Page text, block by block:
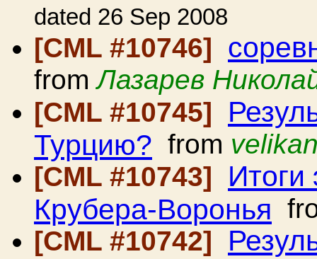
dated 26 Sep 2008
[CML #10746]
fromЛазарев
[CML #10745]
Турцию? from
[CML #10743]
Крубера-Воронья
[CML #10742]